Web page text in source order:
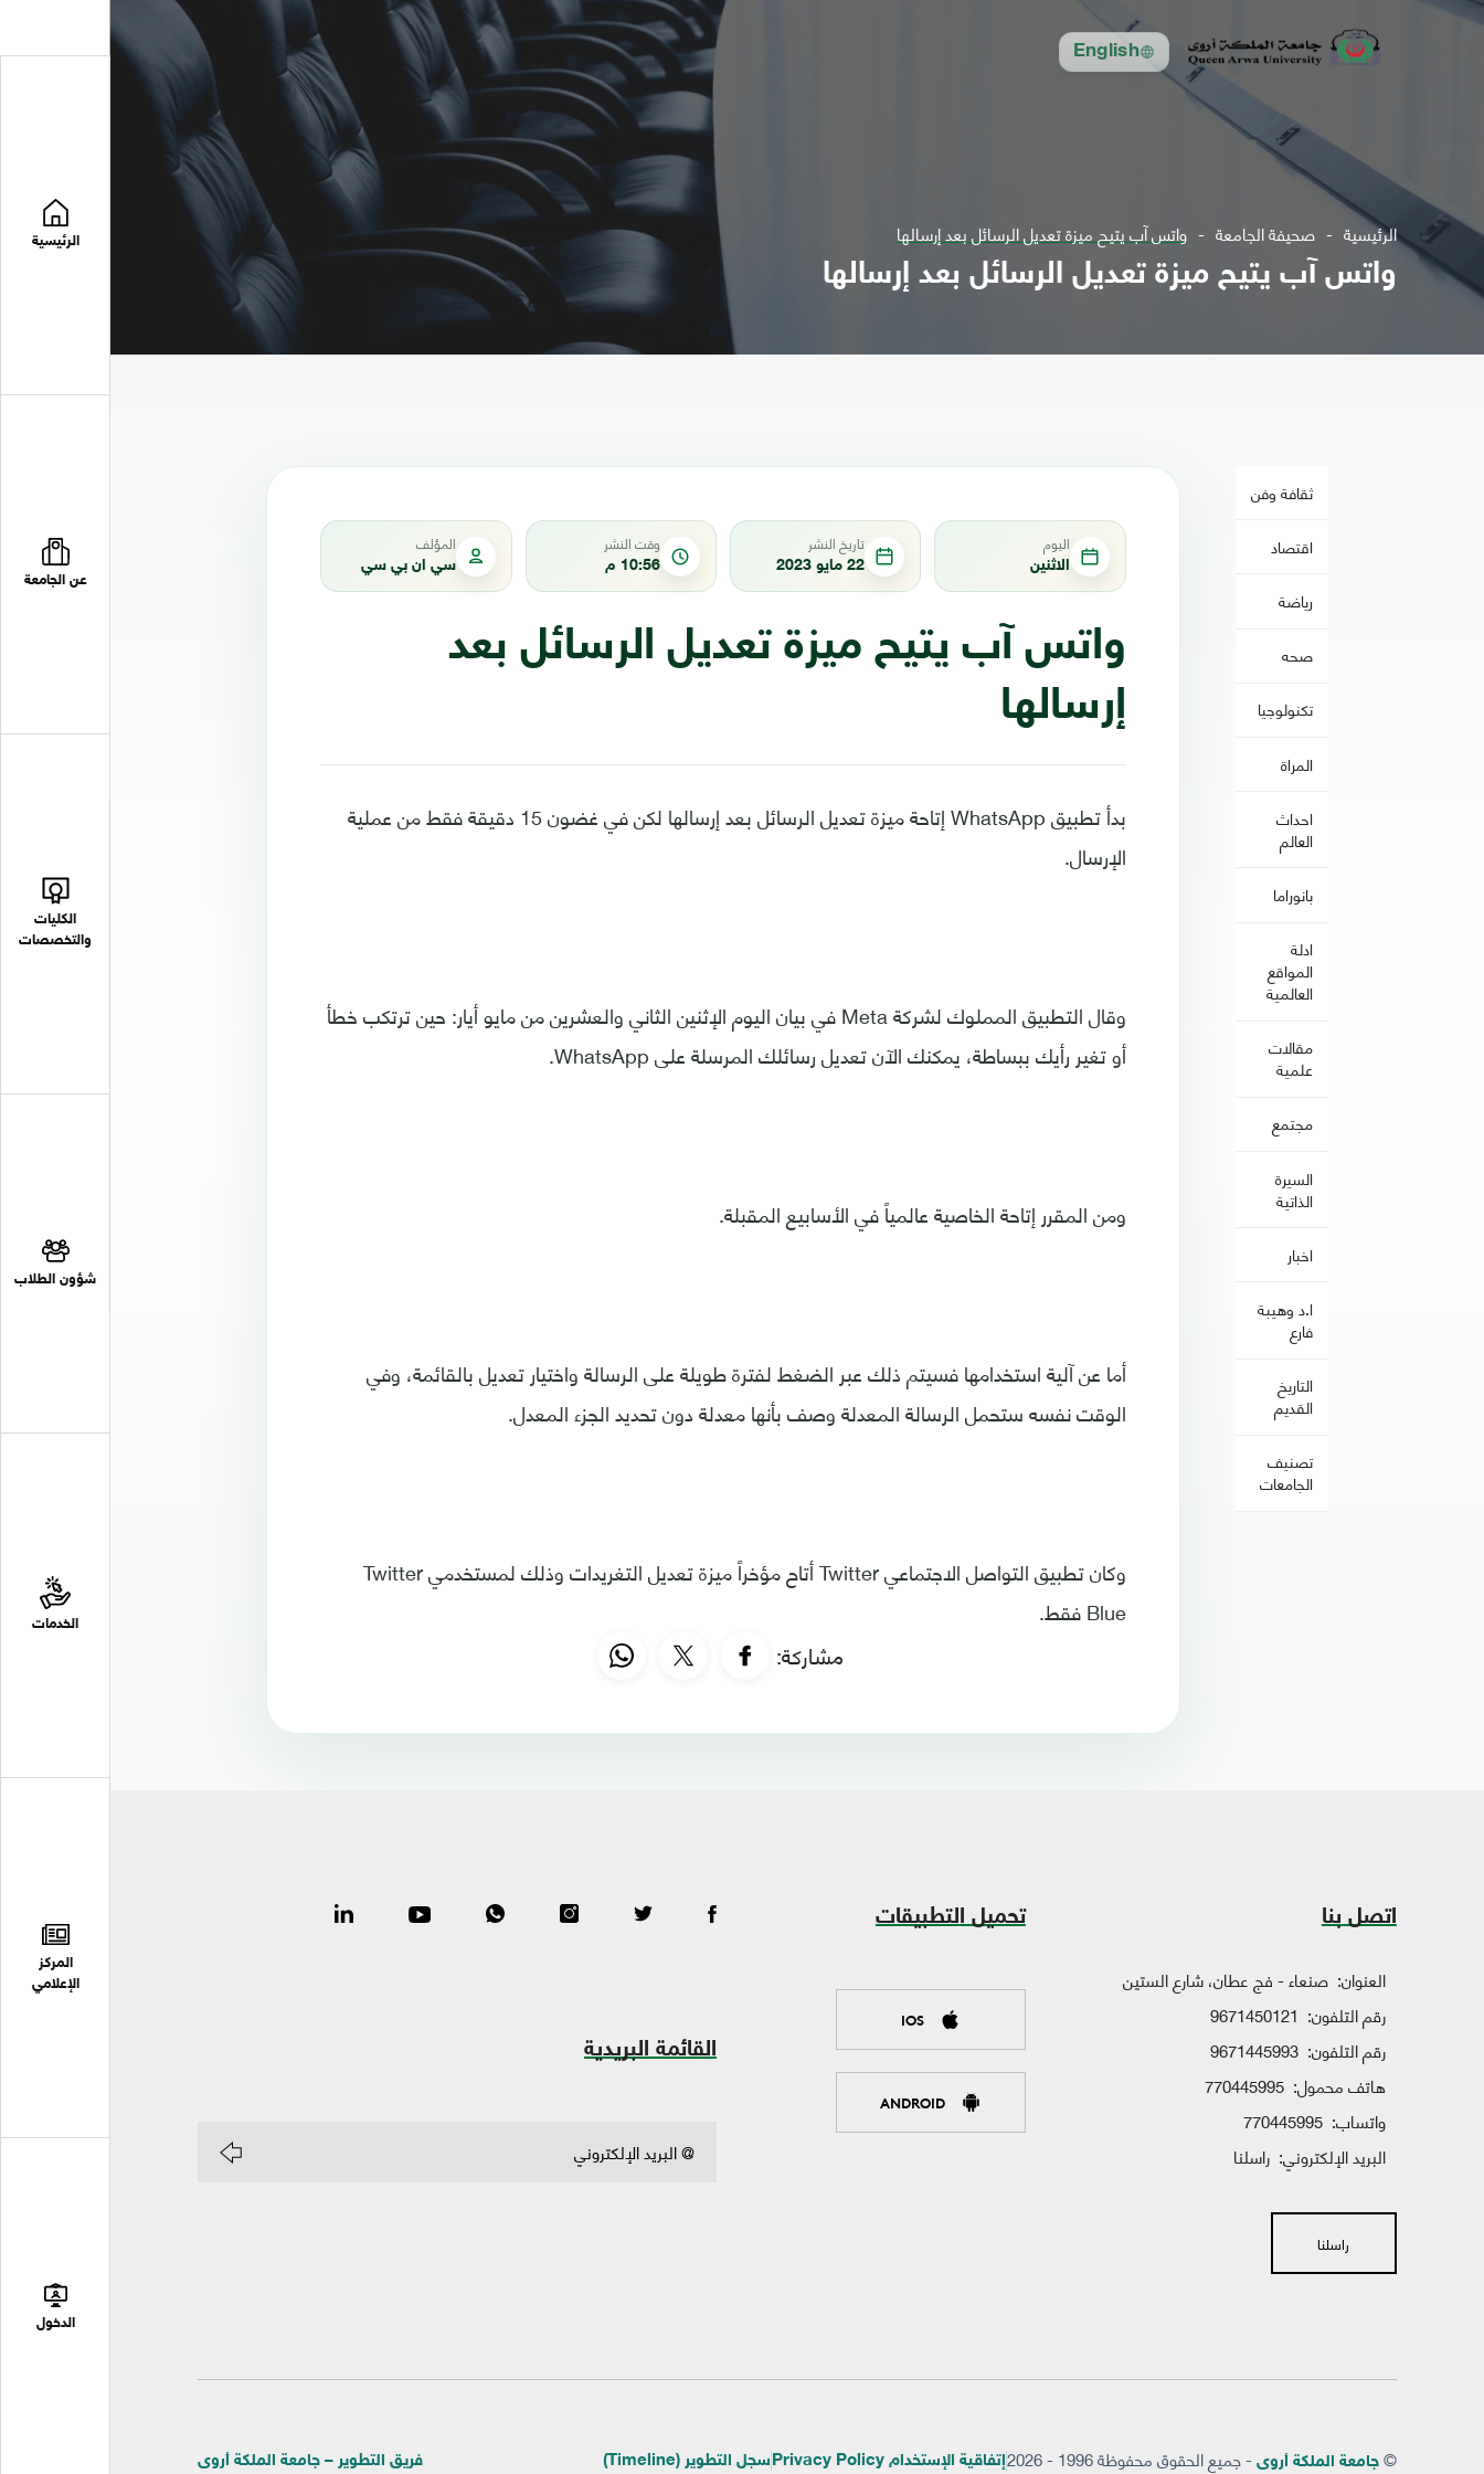
English
الرئيسية
عن الجامعة
الكليات
والتخصصات
شؤون الطلاب
الخدمات
المركز
الإعلامي
الدخول
الرئيسية صحيفة الجامعة واتس آب يتيح ميزة تعديل الرسائل بعد إرسالها
واتس آب يتيح ميزة تعديل الرسائل بعد إرسالها
ثقافة وفن
اقتصاد
رياضة
صحه
تكنولوجيا
المراة
احداث
العالم
بانوراما
ادلة
المواقع
العالمية
مقالات
علمية
مجتمع
السيرة
الذاتية
اخبار
ا.د وهيبة
فارع
التاريخ
القديم
تصنيف
الجامعات
اليوم
الاثنين
تاريخ النشر
22 مايو 2023
وقت النشر
10:56 م
المؤلف
سي ان بي سي
واتس آب يتيح ميزة تعديل الرسائل بعد
إرسالها
بدأ تطبيق WhatsApp إتاحة ميزة تعديل الرسائل بعد إرسالها لكن في غضون 15 دقيقة فقط من عملية
الإرسال.
وقال التطبيق المملوك لشركة Meta في بيان اليوم الإثنين الثاني والعشرين من مايو أيار: حين ترتكب خطأ
أو تغير رأيك ببساطة، يمكنك الآن تعديل رسائلك المرسلة على WhatsApp.
ومن المقرر إتاحة الخاصية عالمياً في الأسابيع المقبلة.
أما عن آلية استخدامها فسيتم ذلك عبر الضغط لفترة طويلة على الرسالة واختيار تعديل بالقائمة، وفي
الوقت نفسه ستحمل الرسالة المعدلة وصف بأنها معدلة دون تحديد الجزء المعدل.
وكان تطبيق التواصل الاجتماعي Twitter أتاح مؤخراً ميزة تعديل التغريدات وذلك لمستخدمي Twitter
Blue فقط.
مشاركة:
اتصل بنا
العنوان: صنعاء - فج عطان، شارع الستين
رقم التلفون: 9671450121
رقم التلفون: 9671445993
هاتف محمول: 770445995
واتساب: 770445995
البريد الإلكتروني: راسلنا
راسلنا
تحميل التطبيقات
IOS
ANDROID
القائمة البريدية
©جامعة الملكة أروى - جميع الحقوق محفوظة 1996 - 2026 إتفاقية الإستخدام Privacy Policy سجل التطوير (Timeline) فريق التطوير – جامعة الملكة أروى